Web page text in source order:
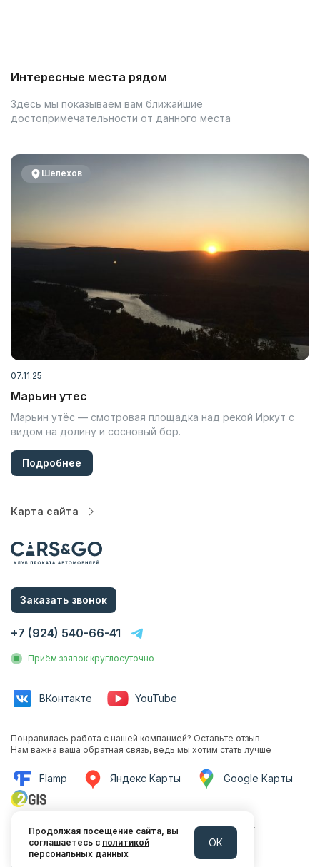
Интересные места рядом
Здесь мы показываем вам ближайшие
достопримечательности от данного места
Шелехов
07.11.25
Марьин утес
Марьин утёс — смотровая площадка над рекой Иркут с
видом на долину и сосновый бор.
Подробнее
Карта сайта
Автопарк
Цены
О компании
Контакты
Аренда с водителем
Трансфер на вокзал
Трансфер в гостиницу
Инвестиции в прокат
Франшиза
Фотосессии с авто
Аренда авто на мероприятия
Эконом
Заказать звонок
+7 (924) 540-66-41
Приём заявок круглосуточно
ВКонтакте YouTube
Понравилась работа с нашей компанией? Оставьте отзыв.
Нам важна ваша обратная связь, ведь мы хотим стать лучше
Flamp Яндекс Карты Google Карты
664009, г. Иркутск, ул. Ширямова, 38/8, офис 314
Политика конфиденциальности
Продолжая посещение сайта, вы
соглашаетесь с политикой
персональных данных
ОК